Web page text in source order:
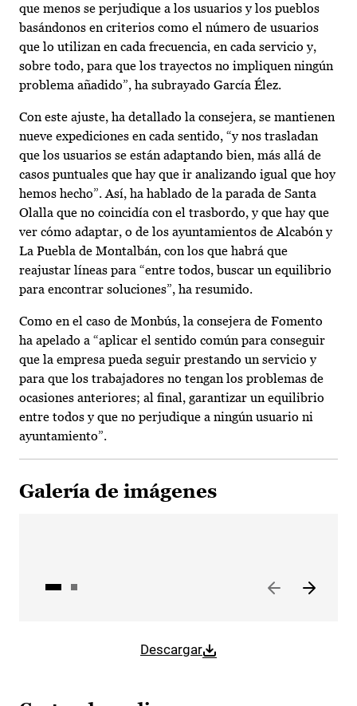
que menos se perjudique a los usuarios y los pueblos
basándonos en criterios como el número de usuarios
que lo utilizan en cada frecuencia, en cada servicio y,
sobre todo, para que los trayectos no impliquen ningún
problema añadido”, ha subrayado García Élez.
Con este ajuste, ha detallado la consejera, se mantienen
nueve expediciones en cada sentido, “y nos trasladan
que los usuarios se están adaptando bien, más allá de
casos puntuales que hay que ir analizando igual que hoy
hemos hecho”. Así, ha hablado de la parada de Santa
Olalla que no coincidía con el trasbordo, y que hay que
ver cómo adaptar, o de los ayuntamientos de Alcabón y
La Puebla de Montalbán, con los que habrá que
reajustar líneas para “entre todos, buscar un equilibrio
para encontrar soluciones”, ha resumido.
Como en el caso de Monbús, la consejera de Fomento
ha apelado a “aplicar el sentido común para conseguir
que la empresa pueda seguir prestando un servicio y
para que los trabajadores no tengan los problemas de
ocasiones anteriores; al final, garantizar un equilibrio
entre todos y que no perjudique a ningún usuario ni
ayuntamiento”.
Galería de imágenes
Descargar